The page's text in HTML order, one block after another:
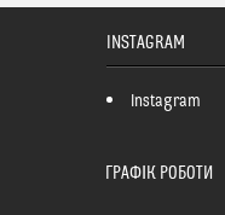
INSTAGRAM
Instagram
ГРАФІК РОБОТИ